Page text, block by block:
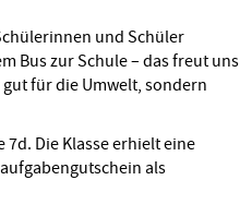
und Schüler
Bus zur Schule – das freut uns
für die Umwelt, sondern
Die Klasse erhielt eine
als